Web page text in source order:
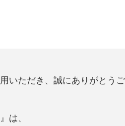
いただき、誠にありがとう
は、